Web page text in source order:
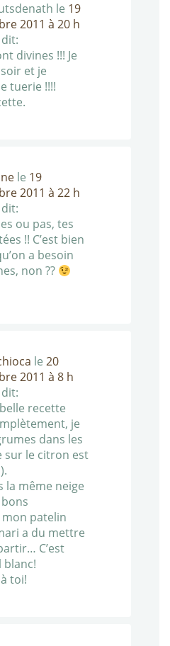
le 19
2011 à 20 h
dit:
divines !!! Je
et je
tuerie !!!!
le 19
2011 à 22 h
dit:
ou pas, tes
!! C’est bien
a besoin
non ??
le 20
2011 à 8 h
dit:
recette
je
dans les
sur le citron est
la même neige
patelin
a du mettre
C’est
blanc!
toi!